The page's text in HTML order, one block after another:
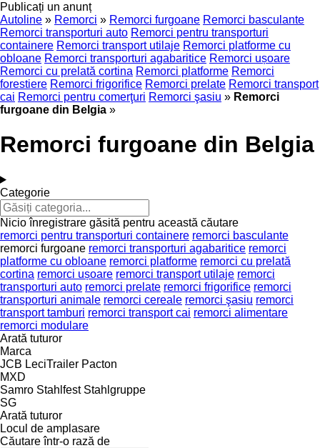
Publicați un anunț
Autoline » Remorci » Remorci furgoane Remorci basculante
Remorci transporturi auto Remorci pentru transporturi
containere Remorci transport utilaje Remorci platforme cu
obloane Remorci transporturi agabaritice Remorci ușoare
Remorci cu prelată cortina Remorci platforme Remorci
forestiere Remorci frigorifice Remorci prelate Remorci transport
cai Remorci pentru comerţuri Remorci şasiu » Remorci
furgoane din Belgia »
Remorci furgoane din Belgia
Categorie
Nicio înregistrare găsită pentru această căutare
remorci pentru transporturi containere remorci basculante
remorci furgoane remorci transporturi agabaritice remorci
platforme cu obloane remorci platforme remorci cu prelată
cortina remorci ușoare remorci transport utilaje remorci
transporturi auto remorci prelate remorci frigorifice remorci
transporturi animale remorci cereale remorci şasiu remorci
transport tamburi remorci transport cai remorci alimentare
remorci modulare
Arată tuturor
Marca
JCB LeciTrailer Pacton
MXD
Samro Stahlfest Stahlgruppe
SG
Arată tuturor
Locul de amplasare
Căutare într-o rază de